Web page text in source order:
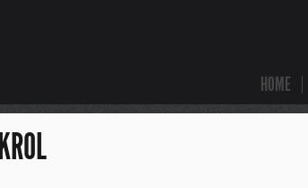
HOME